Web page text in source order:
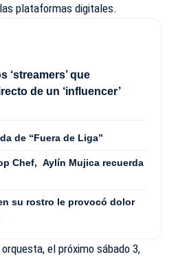
plataformas digitales.
‘streamers’ que
de un ‘influencer’
de “Fuera de Liga”
Chef, Aylín Mujica recuerda
su rostro le provocó dolor
el próximo sábado 3,